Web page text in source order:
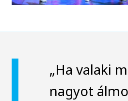
„Ha valaki
nagyot